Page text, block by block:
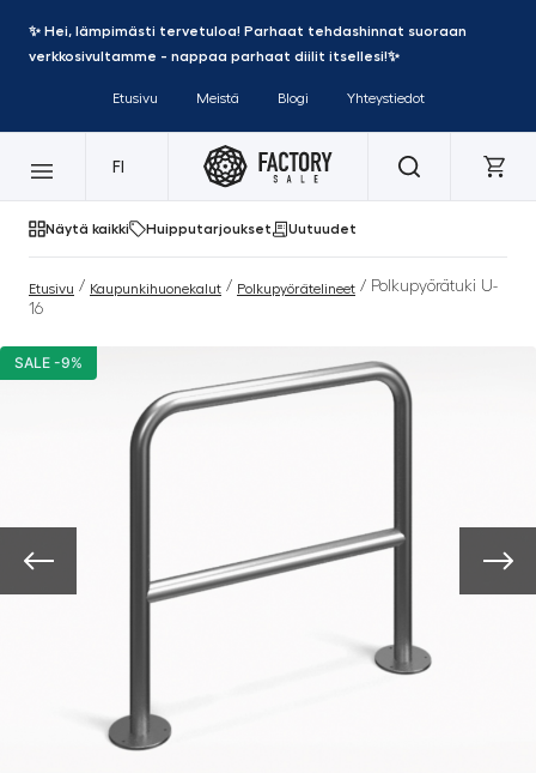
✨ Hei, lämpimästi tervetuloa! Parhaat tehdashinnat suoraan
verkkosivultamme - nappaa parhaat diilit itsellesi!✨
Etusivu Meistä Blogi Yhteystiedot
FI
Näytä kaikki Huipputarjoukset Uutuudet
Etusivu / Kaupunkihuonekalut / Polkupyörätelineet / Polkupyörätuki U-
16
SALE -9%